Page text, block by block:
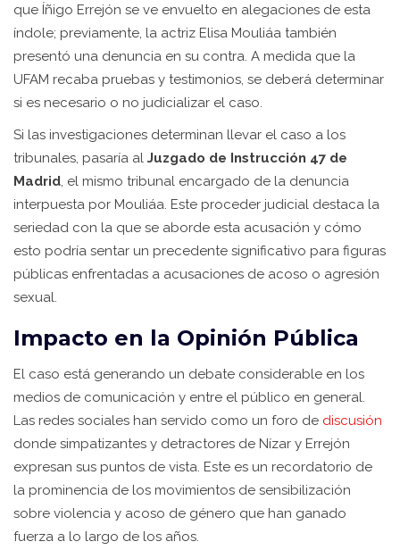
que Íñigo Errejón se ve envuelto en alegaciones de esta
índole; previamente, la actriz Elisa Mouliáa también
presentó una denuncia en su contra. A medida que la
UFAM recaba pruebas y testimonios, se deberá determinar
si es necesario o no judicializar el caso.
Si las investigaciones determinan llevar el caso a los
tribunales, pasaría al Juzgado de Instrucción 47 de
Madrid, el mismo tribunal encargado de la denuncia
interpuesta por Mouliáa. Este proceder judicial destaca la
seriedad con la que se aborde esta acusación y cómo
esto podría sentar un precedente significativo para figuras
públicas enfrentadas a acusaciones de acoso o agresión
sexual.
Impacto en la Opinión Pública
El caso está generando un debate considerable en los
medios de comunicación y entre el público en general.
Las redes sociales han servido como un foro de discusión
donde simpatizantes y detractores de Nízar y Errejón
expresan sus puntos de vista. Este es un recordatorio de
la prominencia de los movimientos de sensibilización
sobre violencia y acoso de género que han ganado
fuerza a lo largo de los años.